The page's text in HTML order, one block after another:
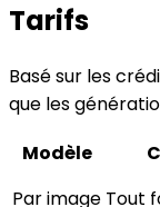
Tarifs
Basé sur les
que les
Modèle
Par image Tout